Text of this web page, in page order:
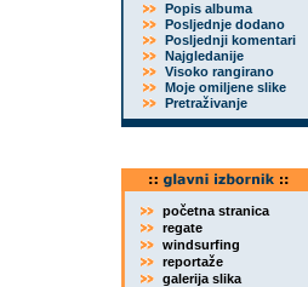
Popis albuma
Posljednje dodano
Posljednji komentari
Najgledanije
Visoko rangirano
Moje omiljene slike
Pretraživanje
početna stranica
regate
windsurfing
reportaže
galerija slika